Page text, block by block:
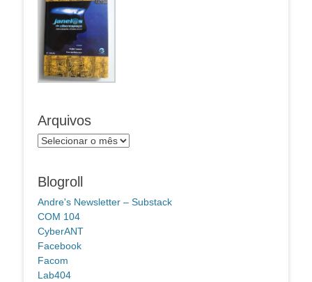
Arquivos
Arquivos
Blogroll
Andre's Newsletter – Substack
COM 104
CyberANT
Facebook
Facom
Lab404